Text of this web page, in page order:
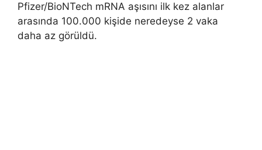
Pfizer/BioNTech mRNA aşısını ilk kez alanlar
arasında 100.000 kişide neredeyse 2 vaka
daha az görüldü.